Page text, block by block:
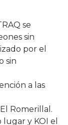
se
sin
por el
sin
a las
Romerillal.
y KOI el